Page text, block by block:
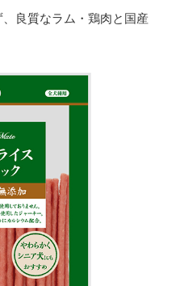
良質なラム・鶏肉と国産